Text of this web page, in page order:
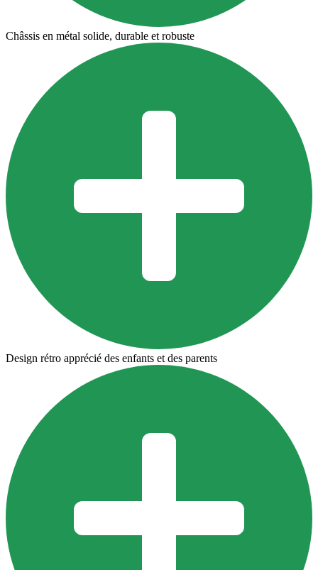
Châssis en métal solide, durable et robuste
Design rétro apprécié des enfants et des parents